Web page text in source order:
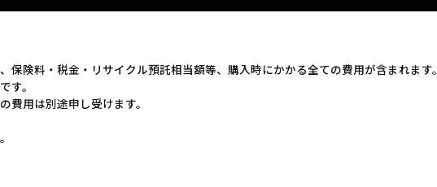
保険料・税金・リサイクル預託相当額等、購入時にかかる全ての費用が含まれます。
す。
費用は別途申し受けます。